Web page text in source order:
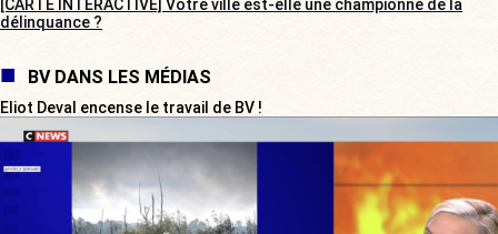
[CARTE INTERACTIVE] Votre ville est-elle une championne de la
délinquance ?
BV DANS LES MÉDIAS
Eliot Deval encense le travail de BV !